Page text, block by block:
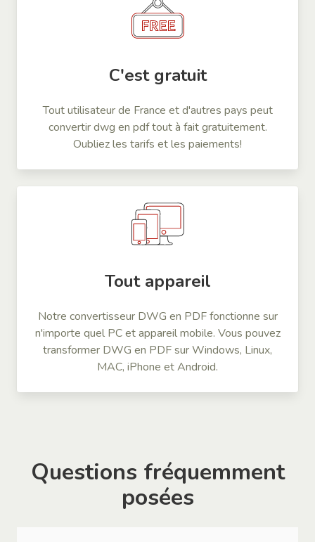
C'est gratuit
Tout utilisateur de France et d'autres pays peut
convertir dwg en pdf tout à fait gratuitement.
Oubliez les tarifs et les paiements!
Tout appareil
Notre convertisseur DWG en PDF fonctionne sur
n'importe quel PC et appareil mobile. Vous pouvez
transformer DWG en PDF sur Windows, Linux,
MAC, iPhone et Android.
Questions fréquemment
posées